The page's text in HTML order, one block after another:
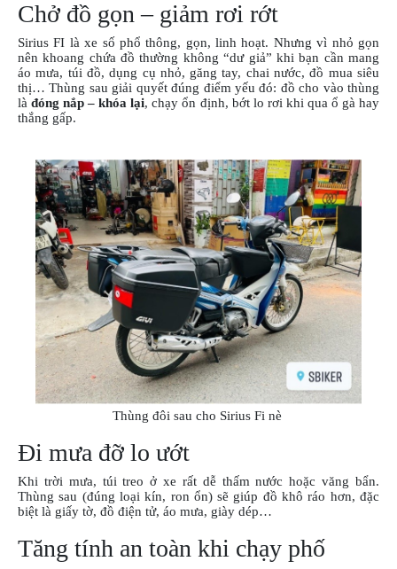
TAI
GẮN
MŨ
BẢO
HIỂM
XE
STOP
AND
GO
PHỤ
KIỆN
MOTOWOLF
KẸP
ĐIỆN
THOẠI
MÁY
KIỆN
PHƯỢT
ĐỒ
CHƠI
PHỤ
Chở đồ gọn – giảm rơi rớt
Sirius FI là xe số phổ thông, gọn, linh hoạt. Nhưng vì nhỏ gọn
nên khoang chứa đồ thường không “dư giả” khi bạn cần mang
áo mưa, túi đồ, dụng cụ nhỏ, găng tay, chai nước, đồ mua siêu
thị… Thùng sau giải quyết đúng điểm yếu đó: đồ cho vào thùng
làđóng nắp – khóa lại, chạy ổn định, bớt lo rơi khi qua ổ gà hay
thắng gấp.
Thùng đôi sau cho Sirius Fi nè
Đi mưa đỡ lo ướt
Khi trời mưa, túi treo ở xe rất dễ thấm nước hoặc văng bẩn.
Thùng sau (đúng loại kín, ron ổn) sẽ giúp đồ khô ráo hơn, đặc
biệt là giấy tờ, đồ điện tử, áo mưa, giày dép…
Tăng tính an toàn khi chạy phố